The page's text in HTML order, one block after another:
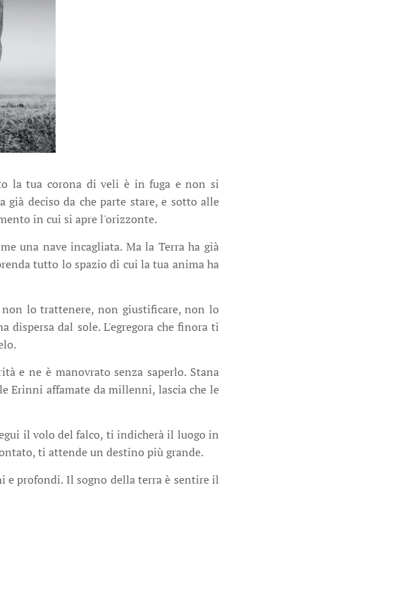
la tua corona di veli è in fuga e non si
deciso da che parte stare, e sotto alle
in cui si apre l'orizzonte.
una nave incagliata. Ma la Terra ha già
tutto lo spazio di cui la tua anima ha
lo trattenere, non giustificare, non lo
dispersa dal sole. L'egregora che finora ti
e ne è manovrato senza saperlo. Stana
Erinni affamate da millenni, lascia che le
il volo del falco, ti indicherà il luogo in
ti attende un destino più grande.
e profondi. Il sogno della terra è sentire il